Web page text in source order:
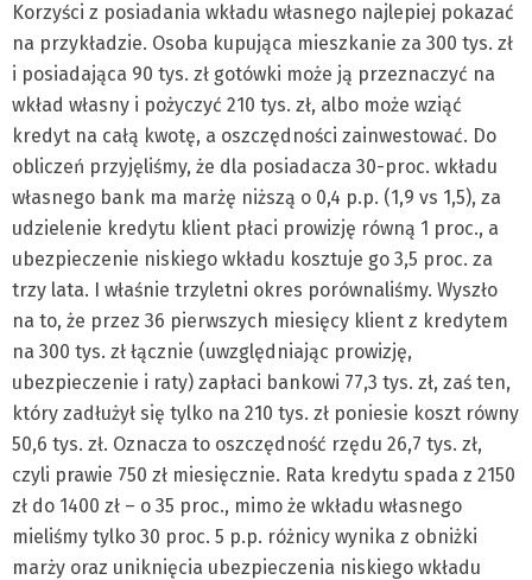
Korzyści z posiadania wkładu własnego najlepiej pokazać
na przykładzie. Osoba kupująca mieszkanie za 300 tys. zł
i posiadająca 90 tys. zł gotówki może ją przeznaczyć na
wkład własny i pożyczyć 210 tys. zł, albo może wziąć
kredyt na całą kwotę, a oszczędności zainwestować. Do
obliczeń przyjęliśmy, że dla posiadacza 30-proc. wkładu
własnego bank ma marżę niższą o 0,4 p.p. (1,9 vs 1,5), za
udzielenie kredytu klient płaci prowizję równą 1 proc., a
ubezpieczenie niskiego wkładu kosztuje go 3,5 proc. za
trzy lata. I właśnie trzyletni okres porównaliśmy. Wyszło
na to, że przez 36 pierwszych miesięcy klient z kredytem
na 300 tys. zł łącznie (uwzględniając prowizję,
ubezpieczenie i raty) zapłaci bankowi 77,3 tys. zł, zaś ten,
który zadłużył się tylko na 210 tys. zł poniesie koszt równy
50,6 tys. zł. Oznacza to oszczędność rzędu 26,7 tys. zł,
czyli prawie 750 zł miesięcznie. Rata kredytu spada z 2150
zł do 1400 zł – o 35 proc., mimo że wkładu własnego
mieliśmy tylko 30 proc. 5 p.p. różnicy wynika z obniżki
marży oraz uniknięcia ubezpieczenia niskiego wkładu